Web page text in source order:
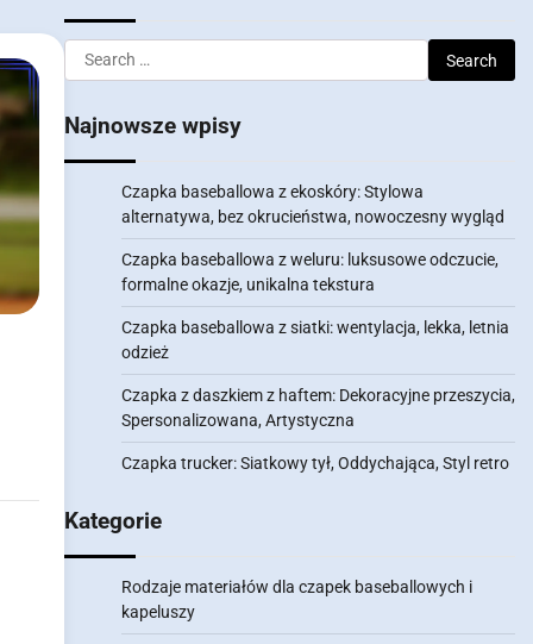
Search
for:
Najnowsze wpisy
Czapka baseballowa z ekoskóry: Stylowa
alternatywa, bez okrucieństwa, nowoczesny wygląd
Czapka baseballowa z weluru: luksusowe odczucie,
formalne okazje, unikalna tekstura
Czapka baseballowa z siatki: wentylacja, lekka, letnia
odzież
Czapka z daszkiem z haftem: Dekoracyjne przeszycia,
Spersonalizowana, Artystyczna
Czapka trucker: Siatkowy tył, Oddychająca, Styl retro
Kategorie
Rodzaje materiałów dla czapek baseballowych i
kapeluszy